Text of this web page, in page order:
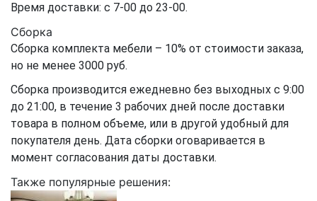
Время доставки: с 7-00 до 23-00.
Сборка
Сборка комплекта мебели – 10% от стоимости заказа,
но не менее 3000 руб.
Сборка производится ежедневно без выходных с 9:00
до 21:00, в течение 3 рабочих дней после доставки
товара в полном объеме, или в другой удобный для
покупателя день. Дата сборки оговаривается в
момент согласования даты доставки.
Также популярные решения: